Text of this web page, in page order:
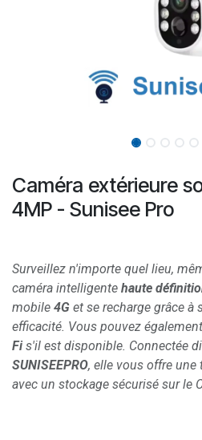
Caméra extérieure
4MP - Sunisee Pro
Surveillez n'importe quel lieu,
caméra intelligente haute
mobile 4G et se recharge grâce à
efficacité. Vous pouvez
Fis'il est disponible. Connectée
SUNISEEPRO, elle vous offre
avec un stockage sécurisé sur le